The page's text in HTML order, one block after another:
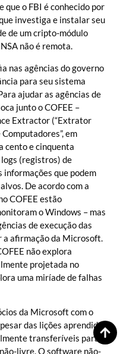
que o FBI é conhecido por
investiga e instalar seu
de um cripto-módulo
não é remota.
nas agências do governo
para seu sistema
ajudar as agências de
junto o COFEE –
Extractor (“Extrator
em
cento e cinquenta
(registros) de
que podem
De acordo com a
COFEE estão
o Windows – mas
de execução das
afirmação da Microsoft.
não explora
projetada no
uma miríade de falhas
da Microsoft com o
das lições aprendidas
transferíveis para
livre. O software não-